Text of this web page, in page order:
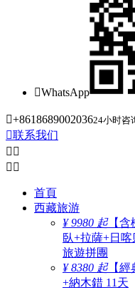
WhatsApp
+861868900203624小时咨
联系我们
 
 
首頁
西藏旅游
¥ 9980 起【含
臥+拉薩+日
旅遊拼團
¥ 8380 起【經
+納木錯 11天